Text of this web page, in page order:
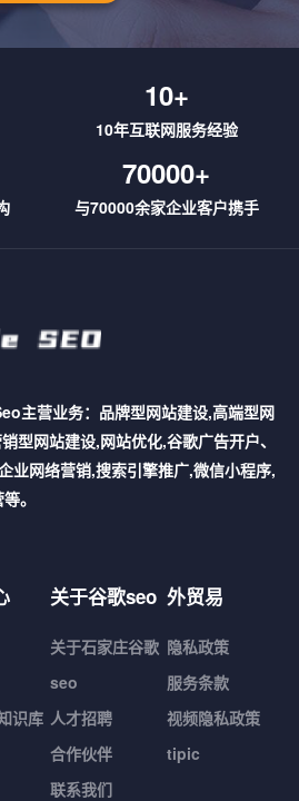
10+
10年互联网服务经验
70000+
与70000余家企业客户携手
主营业务：品牌型网站建设,高端型网
型网站建设,网站优化,谷歌广告开户、
业网络营销,搜索引擎推广,微信小程序,
。
识库
关于谷歌seo
关于石家庄谷歌
seo
人才招聘
合作伙伴
联系我们
外贸易
隐私政策
服务条款
视频隐私政策
tipic